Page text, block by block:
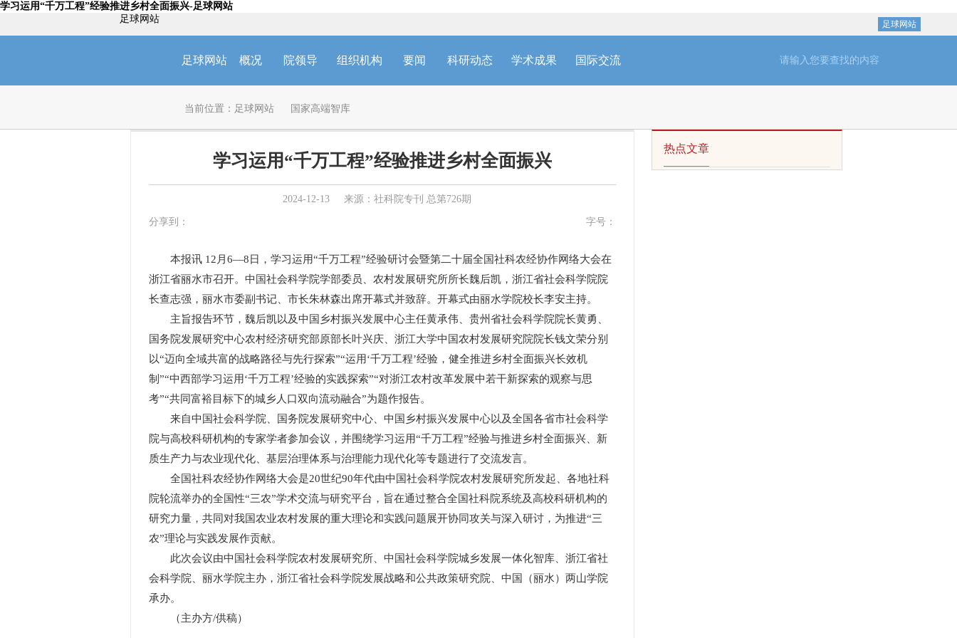
学习运用“千万工程”经验推进乡村全面振兴-足球网站
足球网站
足球网站
足球网站 概况 院领导 组织机构 要闻 科研动态 学术成果 国际交流
当前位置： 足球网站 国家高端智库
学习运用“千万工程”经验推进乡村全面振兴
2024-12-13 来源：社科院专刊 总第726期
分享到： 字号：
本报讯 12月6—8日，学习运用“千万工程”经验研讨会暨第二十届全国社科农经协作网络大会在
浙江省丽水市召开。中国社会科学院学部委员、农村发展研究所所长魏后凯，浙江省社会科学院院
长查志强，丽水市委副书记、市长朱林森出席开幕式并致辞。开幕式由丽水学院校长李安主持。
主旨报告环节，魏后凯以及中国乡村振兴发展中心主任黄承伟、贵州省社会科学院院长黄勇、
国务院发展研究中心农村经济研究部原部长叶兴庆、浙江大学中国农村发展研究院院长钱文荣分别
以“迈向全域共富的战略路径与先行探索”“运用‘千万工程’经验，健全推进乡村全面振兴长效机
制”“中西部学习运用‘千万工程’经验的实践探索”“对浙江农村改革发展中若干新探索的观察与思
考”“共同富裕目标下的城乡人口双向流动融合”为题作报告。
来自中国社会科学院、国务院发展研究中心、中国乡村振兴发展中心以及全国各省市社会科学
院与高校科研机构的专家学者参加会议，并围绕学习运用“千万工程”经验与推进乡村全面振兴、新
质生产力与农业现代化、基层治理体系与治理能力现代化等专题进行了交流发言。
全国社科农经协作网络大会是20世纪90年代由中国社会科学院农村发展研究所发起、各地社科
院轮流举办的全国性“三农”学术交流与研究平台，旨在通过整合全国社科院系统及高校科研机构的
研究力量，共同对我国农业农村发展的重大理论和实践问题展开协同攻关与深入研讨，为推进“三
农”理论与实践发展作贡献。
此次会议由中国社会科学院农村发展研究所、中国社会科学院城乡发展一体化智库、浙江省社
会科学院、丽水学院主办，浙江省社会科学院发展战略和公共政策研究院、中国（丽水）两山学院
承办。
（主办方/供稿）
热点文章